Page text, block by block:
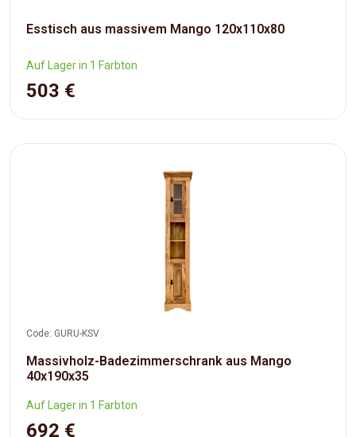
Esstisch aus massivem Mango 120x110x80
Auf Lager in 1 Farbton
503 €
Code: GURU-KSV
Massivholz-Badezimmerschrank aus Mango
40x190x35
Auf Lager in 1 Farbton
692 €